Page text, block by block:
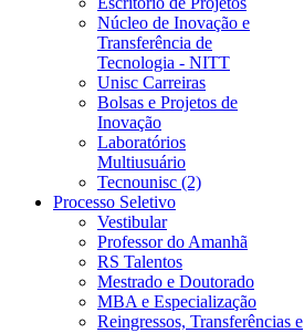
Núcleo de Inovação e
Transferência de
Tecnologia - NITT
Unisc Carreiras
Bolsas e Projetos de
Inovação
Laboratórios
Multiusuário
Tecnounisc (2)
Processo Seletivo
Vestibular
Professor do Amanhã
RS Talentos
Mestrado e Doutorado
MBA e Especialização
Reingressos, Transferências e